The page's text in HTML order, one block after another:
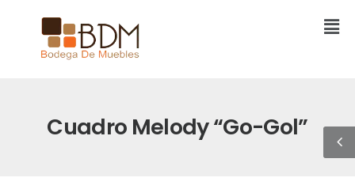
Cuadro Melody “Go-Gol”